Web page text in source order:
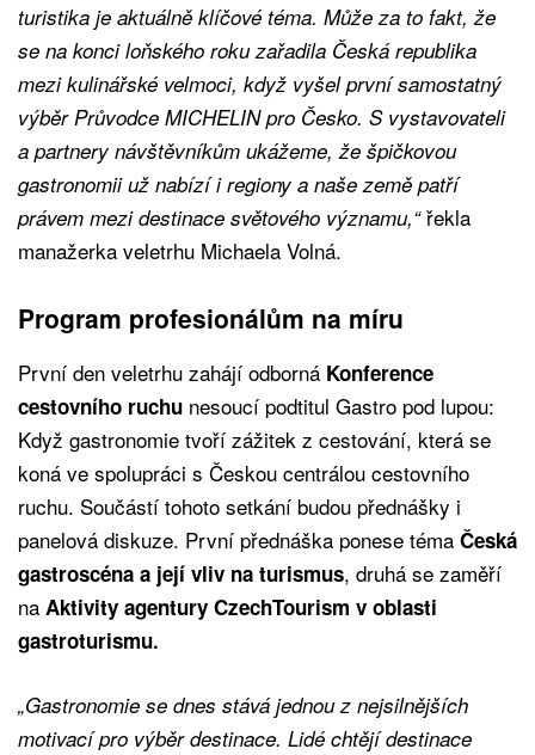
turistika je aktuálně klíčové téma. Může za to fakt, že
se na konci loňského roku zařadila Česká republika
mezi kulinářské velmoci, když vyšel první samostatný
výběr Průvodce MICHELIN pro Česko. S vystavovateli
a partnery návštěvníkům ukážeme, že špičkovou
gastronomii už nabízí i regiony a naše země patří
právem mezi destinace světového významu,“řekla
manažerka veletrhu Michaela Volná.
Program profesionálům na míru
První den veletrhu zahájí odborná Konference
cestovního ruchu nesoucí podtitul Gastro pod lupou:
Když gastronomie tvoří zážitek z cestování, která se
koná ve spolupráci s Českou centrálou cestovního
ruchu. Součástí tohoto setkání budou přednášky i
panelová diskuze. První přednáška ponese téma Česká
gastroscéna a její vliv na turismus, druhá se zaměří
na Aktivity agentury CzechTourism v oblasti
gastroturismu.
„Gastronomie se dnes stává jednou z nejsilnějších
motivací pro výběr destinace. Lidé chtějí destinace